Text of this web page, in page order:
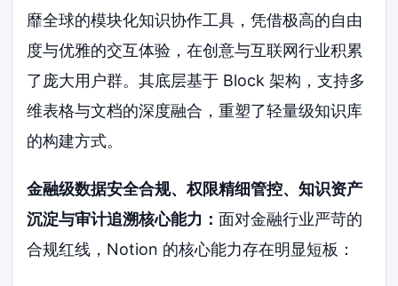
靡全球的模块化知识协作工具，凭借极高的自由
度与优雅的交互体验，在创意与互联网行业积累
了庞大用户群。其底层基于 Block 架构，支持多
维表格与文档的深度融合，重塑了轻量级知识库
的构建方式。
金融级数据安全合规、权限精细管控、知识资产
沉淀与审计追溯核心能力：面对金融行业严苛的
合规红线，Notion 的核心能力存在明显短板：